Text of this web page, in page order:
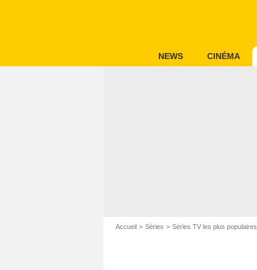
NEWS CINÉMA
Accueil Séries Séries TV les plus populaires